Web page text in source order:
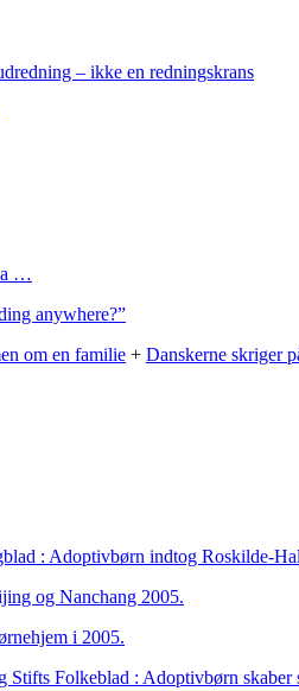
– ikke en redningskrans
…
anywhere?”
om en familie + Danskerne skriger
: Adoptivbørn indtog Roskilde-
og Nanchang 2005.
i 2005.
Stifts Folkeblad : Adoptivbørn